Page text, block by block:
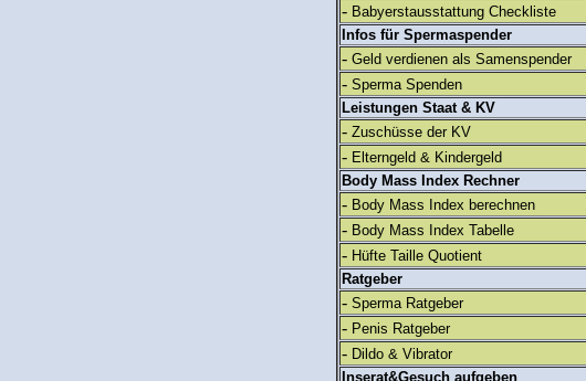
- Babyerstausstattung Checkliste
Infos für Spermaspender
- Geld verdienen als Samenspender
- Sperma Spenden
Leistungen Staat & KV
- Zuschüsse der KV
- Elterngeld & Kindergeld
Body Mass Index Rechner
- Body Mass Index berechnen
- Body Mass Index Tabelle
- Hüfte Taille Quotient
Ratgeber
- Sperma Ratgeber
- Penis Ratgeber
- Dildo & Vibrator
Inserat&Gesuch aufgeben